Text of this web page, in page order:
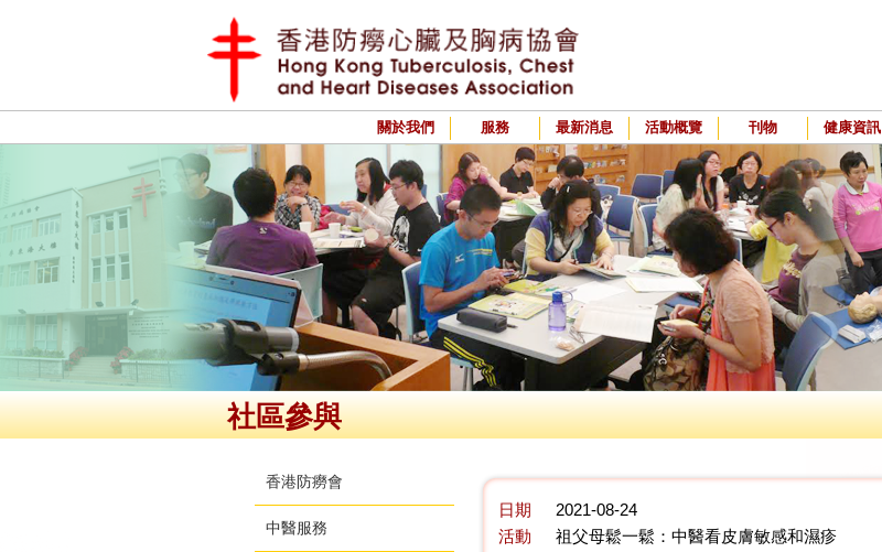
關於我們 服務 最新消息 活動概覽 刊物 健康資訊
社區參與
香港防癆會
中醫服務
日期
2021-08-24
活動
祖父母鬆一鬆：中醫看皮膚敏感和濕疹